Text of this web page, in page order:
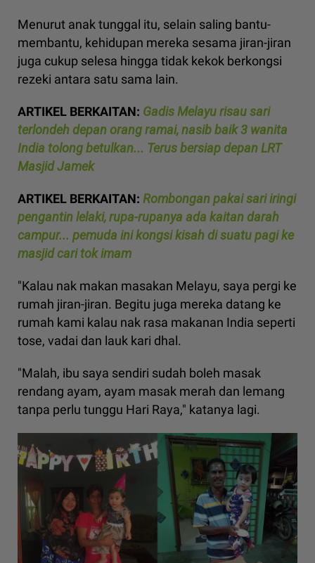
Menurut anak tunggal itu, selain saling bantu-
membantu, kehidupan mereka sesama jiran-jiran
juga cukup selesa hingga tidak kekok berkongsi
rezeki antara satu sama lain.
ARTIKEL BERKAITAN: Gadis Melayu risau sari
terlondeh depan orang ramai, nasib baik 3 wanita
India tolong betulkan... Terus bersiap depan LRT
Masjid Jamek
ARTIKEL BERKAITAN: Rombongan pakai sari iringi
pengantin lelaki, rupa-rupanya ada kaitan darah
campur... pemuda ini kongsi kisah di suatu pagi ke
masjid cari tok imam
"Kalau nak makan masakan Melayu, saya pergi ke
rumah jiran-jiran. Begitu juga mereka datang ke
rumah kami kalau nak rasa makanan India seperti
tose, vadai dan lauk kari dhal.
"Malah, ibu saya sendiri sudah boleh masak
rendang ayam, ayam masak merah dan lemang
tanpa perlu tunggu Hari Raya," katanya lagi.